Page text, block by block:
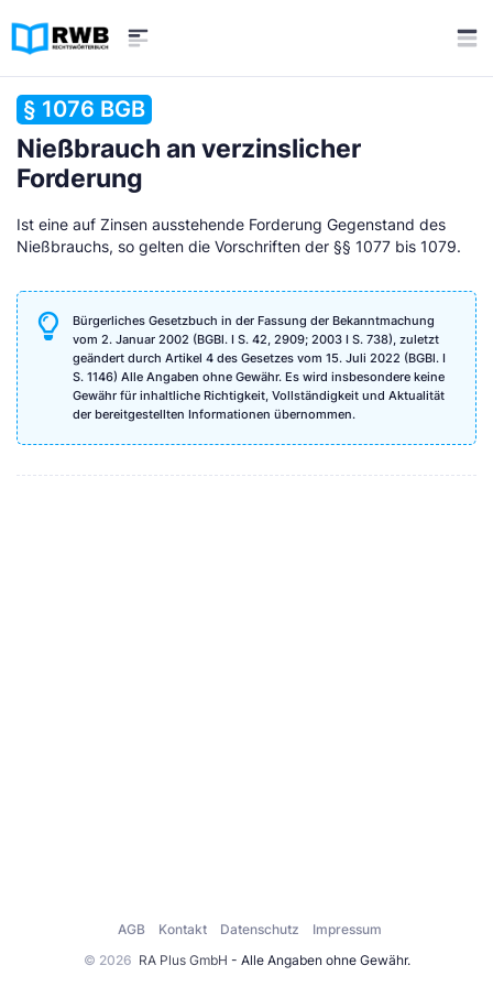
§ 1076 BGB
Nießbrauch an verzinslicher
Forderung
Ist eine auf Zinsen ausstehende Forderung Gegenstand des
Nießbrauchs, so gelten die Vorschriften der §§ 1077 bis 1079.
Bürgerliches Gesetzbuch in der Fassung der Bekanntmachung
vom 2. Januar 2002 (BGBl. I S. 42, 2909; 2003 I S. 738), zuletzt
geändert durch Artikel 4 des Gesetzes vom 15. Juli 2022 (BGBl. I
S. 1146) Alle Angaben ohne Gewähr. Es wird insbesondere keine
Gewähr für inhaltliche Richtigkeit, Vollständigkeit und Aktualität
der bereitgestellten Informationen übernommen.
© 2026 RA Plus GmbH - Alle Angaben ohne Gewähr.
AGB Kontakt Datenschutz Impressum